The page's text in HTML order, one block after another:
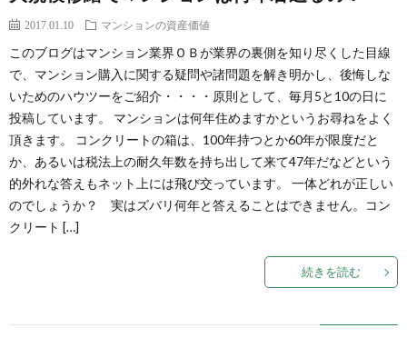
2017.01.10 マンションの資産価値
このブログはマンション業界ＯＢが業界の裏側を知り尽くした目線
で、マンション購入に関する疑問や諸問題を解き明かし、後悔しな
いためのハウツーをご紹介・・・・原則として、毎月5と10の日に
投稿しています。 マンションは何年住めますかというお尋ねをよく
頂きます。 コンクリートの箱は、100年持つとか60年が限度だと
か、あるいは税法上の耐久年数を持ち出して来て47年だなどという
的外れな答えもネット上には飛び交っています。 一体どれが正しい
のでしょうか？ 実はズバリ何年と答えることはできません。コン
クリート […]
続きを読む